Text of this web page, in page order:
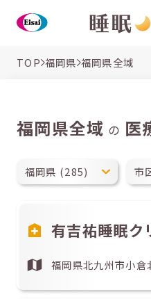
TOP 福岡県 福岡県全域
福岡県全域 の 医
有吉祐睡眠ク
福岡県北九州市小